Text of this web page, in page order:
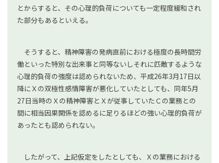
とからすると、その心理的負荷についても一定程度緩和され
た部分もあるといえる。
そうすると、精神障害の発病直前における極度の長時間労
働といった特別な出来事と同等ないしそれに匹敵するような
心理的負荷の強度は認められないため、平成26年3月17日以
降にＸの双極性感情障害が悪化していたとしても、同年5月
27日当時のＸの精神障害とＸが従事していたＣの業務との
間に相当因果関係を認めるに足りるほどの強い心理的負荷が
あったとも認められない。
したがって、上記仮定をしたとしても、Ｘの業務における